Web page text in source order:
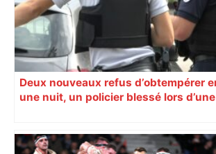
Deux nouveaux refus d’obtempérer
une nuit, un policier blessé lors d’une